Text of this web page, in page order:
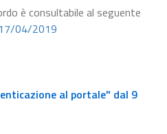
è consultabile al seguente
17/04/2019
al portale" dal 9